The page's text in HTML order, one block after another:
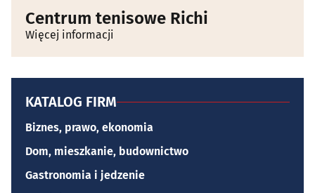
Centrum tenisowe Richi
Więcej informacji
KATALOG FIRM
Biznes, prawo, ekonomia
Dom, mieszkanie, budownictwo
Gastronomia i jedzenie